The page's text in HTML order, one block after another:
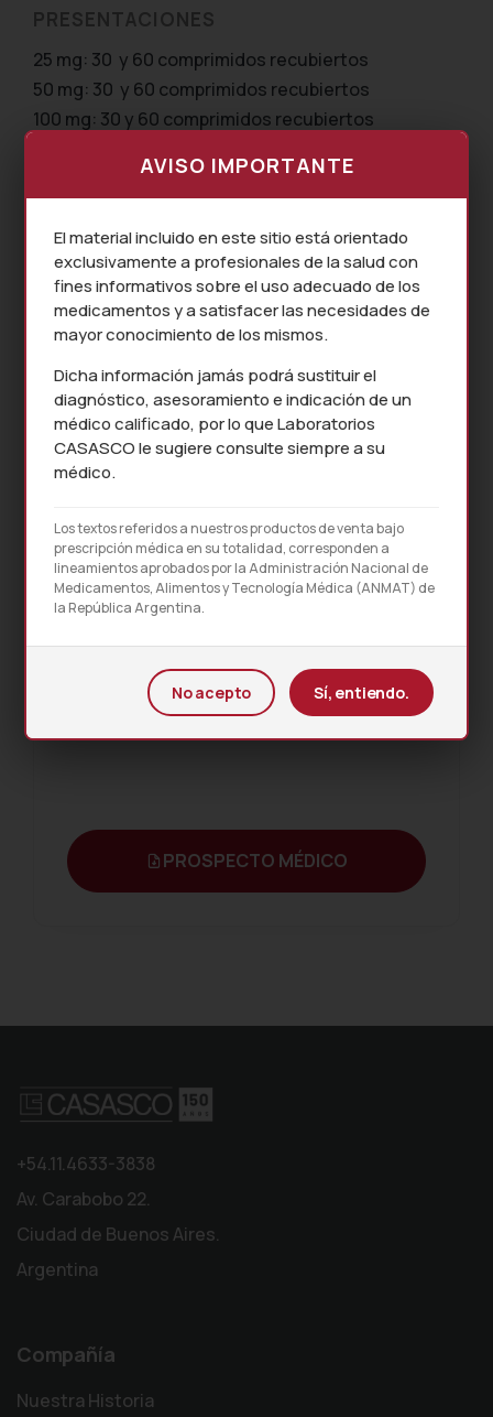
PRESENTACIONES
25 mg: 30 y 60 comprimidos recubiertos
50 mg: 30 y 60 comprimidos recubiertos
100 mg: 30 y 60 comprimidos recubiertos
PRODUCTOS RELACIONADOS
SOTIL MET
SOTIL MET XR
PROSPECTO MÉDICO
+54.11.4633-3838
Av. Carabobo 22.
Ciudad de Buenos Aires.
Argentina
Compañía
Nuestra Historia
AVISO IMPORTANTE
El material incluido en este sitio está orientado
exclusivamente a profesionales de la salud con
fines informativos sobre el uso adecuado de los
medicamentos y a satisfacer las necesidades de
mayor conocimiento de los mismos.
Dicha información jamás podrá sustituir el
diagnóstico, asesoramiento e indicación de un
médico calificado, por lo que Laboratorios
CASASCO le sugiere consulte siempre a su
médico.
Los textos referidos a nuestros productos de venta bajo
prescripción médica en su totalidad, corresponden a
lineamientos aprobados por la Administración Nacional de
Medicamentos, Alimentos y Tecnología Médica (ANMAT) de
la República Argentina.
No acepto Sí, entiendo.